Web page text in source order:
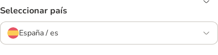
Seleccionar país
España / es